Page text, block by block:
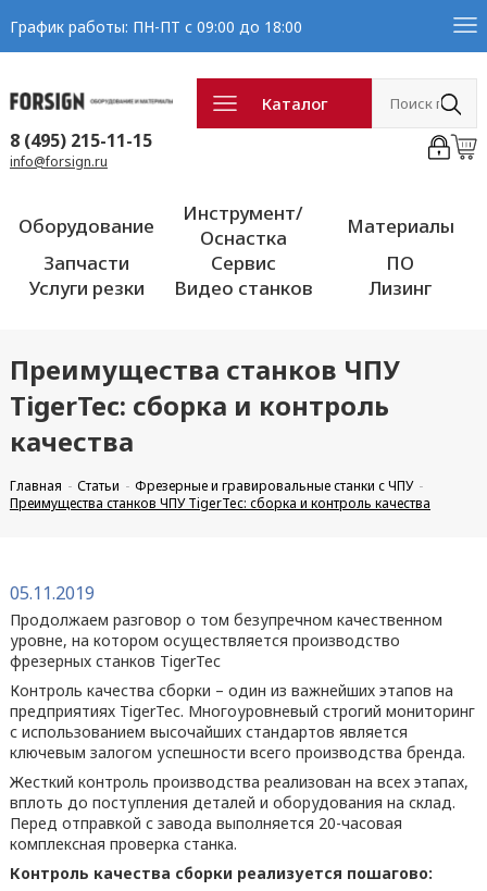
График работы: ПН-ПТ с 09:00 до 18:00
Каталог
8 (495) 215-11-15
info@forsign.ru
Оборудование
Инструмент/
Оснастка
Материалы
Запчасти
Сервис
ПО
Услуги резки
Видео станков Лизинг
Преимущества станков ЧПУ
TigerTec: сборка и контроль
качества
Главная Статьи
Фрезерные и гравировальные станки с ЧПУ
Преимущества станков ЧПУ TigerTec: сборка и контроль качества
05.11.2019
Продолжаем разговор о том безупречном качественном
уровне, на котором осуществляется производство
фрезерных станков TigerTec
Контроль качества сборки – один из важнейших этапов на
предприятиях TigerTec. Многоуровневый строгий мониторинг
с использованием высочайших стандартов является
ключевым залогом успешности всего производства бренда.
Жесткий контроль производства реализован на всех этапах,
вплоть до поступления деталей и оборудования на склад.
Перед отправкой с завода выполняется 20-часовая
комплексная проверка станка.
Контроль качества сборки реализуется пошагово: